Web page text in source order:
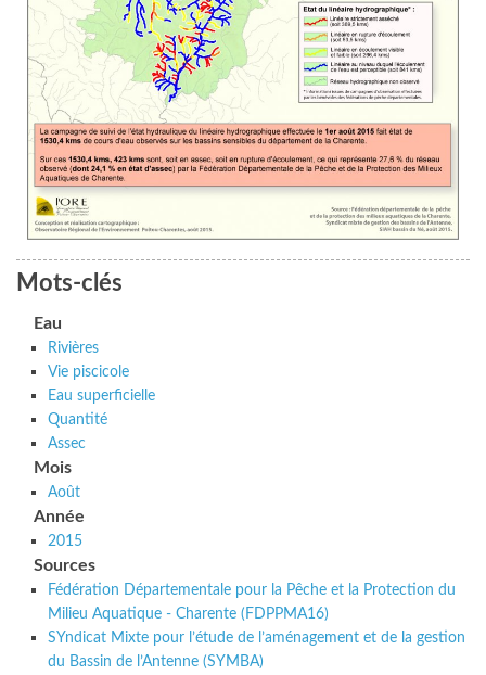
Mots-clés
Eau
Rivières
Vie piscicole
Eau superficielle
Quantité
Assec
Mois
Août
Année
2015
Sources
Fédération Départementale pour la Pêche et la Protection du
Milieu Aquatique - Charente (FDPPMA16)
SYndicat Mixte pour l’étude de l’aménagement et de la gestion
du Bassin de l’Antenne (SYMBA)